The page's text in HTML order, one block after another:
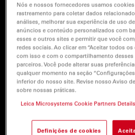
Nós e nossos fornecedores usamos
rastreamento para coletar dados
análises, melhorar sua experiência de uso
anúncios e conteúdo personalizados com
esses e outros sites e permitir que você
redes sociais. Ao clicar em “Aceitar todos os
com isso e com o compartilhamento
parceiros. Você pode alterar suas
qualquer momento na seção
inferior do nosso site. Revise nosso Aviso
sobre nossas práticas.
Leica Microsystems Cookie Partners Details
Definições de cookies